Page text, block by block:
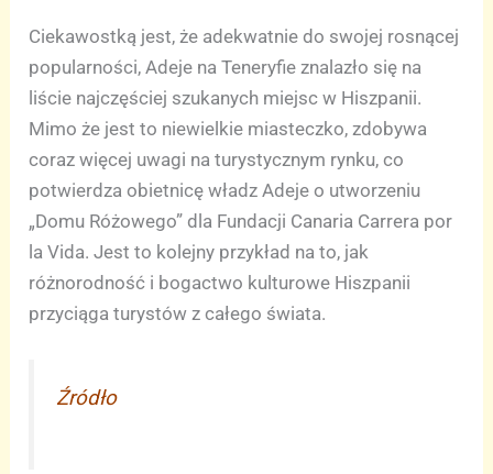
Ciekawostką jest, że adekwatnie do swojej rosnącej
popularności, Adeje na Teneryfie znalazło się na
liście najczęściej szukanych miejsc w Hiszpanii.
Mimo że jest to niewielkie miasteczko, zdobywa
coraz więcej uwagi na turystycznym rynku, co
potwierdza obietnicę władz Adeje o utworzeniu
„Domu Różowego” dla Fundacji Canaria Carrera por
la Vida. Jest to kolejny przykład na to, jak
różnorodność i bogactwo kulturowe Hiszpanii
przyciąga turystów z całego świata.
Źródło